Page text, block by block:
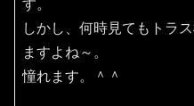
す。
しかし、何時見てもトラ
ますよね～。
憧れます。＾＾